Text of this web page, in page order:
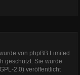
von phpBB Limited
geschützt. Sie wurde
2.0) veröffentlicht